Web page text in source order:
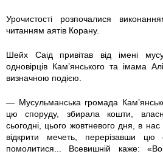
y
_
a
z
y
_
a
z
g
g
g
g
g
Урочистості розпочалися
читанням аятів Корану.
Шейх Саід привітав від імені
одновірців Кам’янського та імама
визначною подією.
— Мусульманська громада
цю споруду, збирала кошти,
сьогодні, цього жовтневого дня, в
відкрити мечеть, перерізавши цю
помолитися... Всевишній каже: